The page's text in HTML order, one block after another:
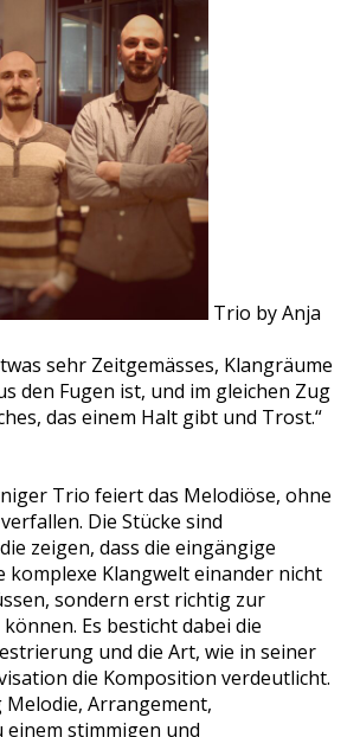
Trio by Anja
sehr Zeitgemässes, Klangräume
den Fugen ist, und im gleichen Zug
das einem Halt gibt und Trost.“
Trio feiert das Melodiöse, ohne
Die Stücke sind
zeigen, dass die eingängige
komplexe Klangwelt einander nicht
sondern erst richtig zur
Es besticht dabei die
und die Art, wie in seiner
die Komposition verdeutlicht.
Melodie, Arrangement,
stimmigen und